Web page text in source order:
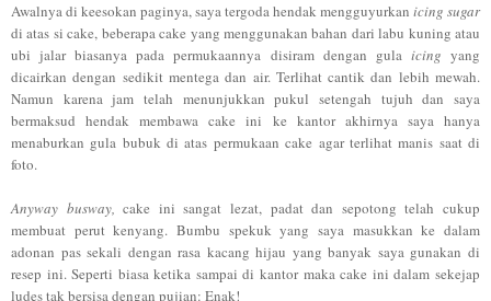
Awalnya di keesokan paginya, saya tergoda hendak mengguyurkan icing sugar
di atas si cake, beberapa cake yang menggunakan bahan dari labu kuning atau
ubi jalar biasanya pada permukaannya disiram dengan gula icing yang
dicairkan dengan sedikit mentega dan air. Terlihat cantik dan lebih mewah.
Namun karena jam telah menunjukkan pukul setengah tujuh dan saya
bermaksud hendak membawa cake ini ke kantor akhirnya saya hanya
menaburkan gula bubuk di atas permukaan cake agar terlihat manis saat di
foto.
Anyway busway, cake ini sangat lezat, padat dan sepotong telah cukup
membuat perut kenyang. Bumbu spekuk yang saya masukkan ke dalam
adonan pas sekali dengan rasa kacang hijau yang banyak saya gunakan di
resep ini. Seperti biasa ketika sampai di kantor maka cake ini dalam sekejap
ludes tak bersisa dengan pujian: Enak!